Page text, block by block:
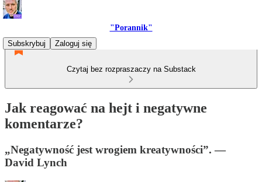
"Porannik"
Subskrybuj
Zaloguj się
Czytaj bez rozpraszaczy na Substack
Jak reagować na hejt i negatywne
komentarze?
„Negatywność jest wrogiem kreatywności”. —
David Lynch